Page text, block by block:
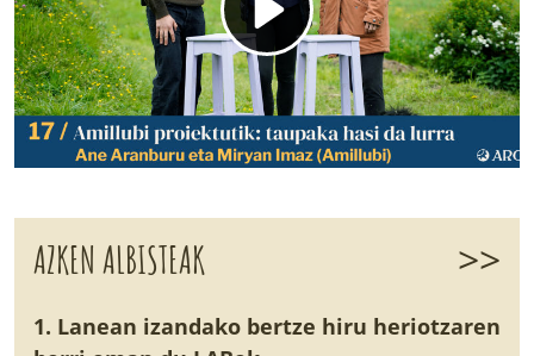
AZKEN ALBISTEAK >>
1. Lanean izandako bertze hiru heriotzaren